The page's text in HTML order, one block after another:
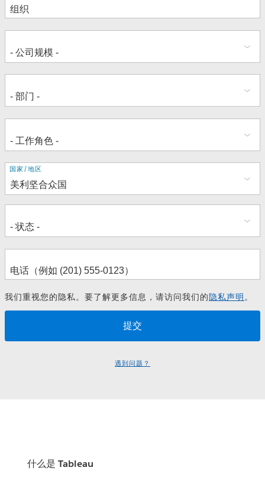
地
址
国家/地区
我们重视您的隐私。要了解更多信息，请访问我们的隐私声明。
遇到问题？
什么是 Tableau